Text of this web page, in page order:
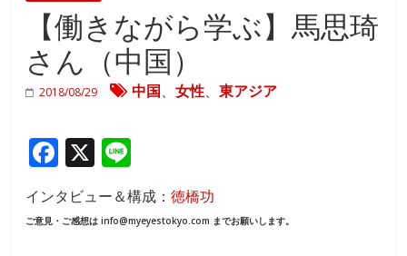
【働きながら学ぶ】馬思琦
さん（中国）
2018/08/29 中国、女性、東アジア
F
ac
e
X
n
e
インタビュー＆構成：徳橋功
ご意見・ご感想は info@myeyestokyo.com までお願いします。